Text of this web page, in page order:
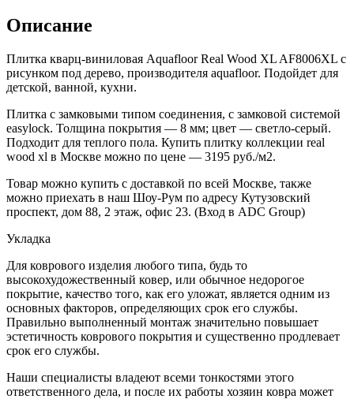
Описание
Плитка кварц-виниловая Aquafloor Real Wood XL AF8006XL с
рисунком под дерево, производителя aquafloor. Подойдет для
детской, ванной, кухни.
Плитка с замковыми типом соединения, с замковой системой
easylock. Толщина покрытия — 8 мм; цвет — светло-серый.
Подходит для теплого пола. Купить плитку коллекции real
wood xl в Москве можно по цене — 3195 руб./м2.
Товар можно купить с доставкой по всей Москве, также
можно приехать в наш Шоу-Рум по адресу Кутузовский
проспект, дом 88, 2 этаж, офис 23. (Вход в ADC Group)
Укладка
Для коврового изделия любого типа, будь то
высокохудожественный ковер, или обычное недорогое
покрытие, качество того, как его уложат, является одним из
основных факторов, определяющих срок его службы.
Правильно выполненный монтаж значительно повышает
эстетичность коврового покрытия и существенно продлевает
срок его службы.
Наши специалисты владеют всеми тонкостями этого
ответственного дела, и после их работы хозяин ковра может